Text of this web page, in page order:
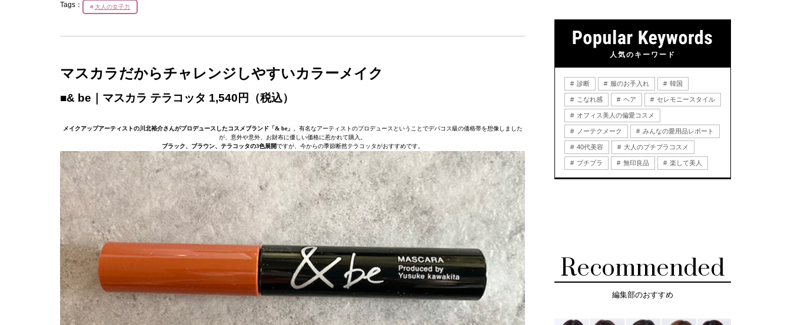
Tags：
大人の女子力
マスカラだからチャレンジしやすいカラーメイク
■& be｜マスカラ テラコッタ 1,540円（税込）
メイクアップアーティストの川北裕介さんがプロデュースしたコスメブランド「& be」
。有名なアーティストのプロデュースということでデパコス級の価格帯を想像しました
が、意外や意外、お財布に優しい価格に惹かれて購入。
ブラック、ブラウン、テラコッタの3色展開ですが、今からの季節断然テラコッタがおすすめです。
人気のキーワード
診断 服のお手入れ 韓国
こなれ感 ヘア セレモニースタイル
オフィス美人の偏愛コスメ
ノーテクメーク みんなの愛用品レポート
40代美容 大人のプチプラコスメ
プチプラ 無印良品 楽して美人
Recommended
編集部のおすすめ